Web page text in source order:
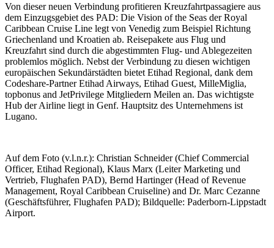
Von dieser neuen Verbindung profitieren Kreuzfahrtpassagiere aus
dem Einzugsgebiet des PAD: Die Vision of the Seas der Royal
Caribbean Cruise Line legt von Venedig zum Beispiel Richtung
Griechenland und Kroatien ab. Reisepakete aus Flug und
Kreuzfahrt sind durch die abgestimmten Flug- und Ablegezeiten
problemlos möglich. Nebst der Verbindung zu diesen wichtigen
europäischen Sekundärstädten bietet Etihad Regional, dank dem
Codeshare-Partner Etihad Airways, Etihad Guest, MilleMiglia,
topbonus and JetPrivilege Mitgliedern Meilen an. Das wichtigste
Hub der Airline liegt in Genf. Hauptsitz des Unternehmens ist
Lugano.
Auf dem Foto (v.l.n.r.): Christian Schneider (Chief Commercial
Officer, Etihad Regional), Klaus Marx (Leiter Marketing und
Vertrieb, Flughafen PAD), Bernd Hartinger (Head of Revenue
Management, Royal Caribbean Cruiseline) and Dr. Marc Cezanne
(Geschäftsführer, Flughafen PAD); Bildquelle: Paderborn-Lippstadt
Airport.